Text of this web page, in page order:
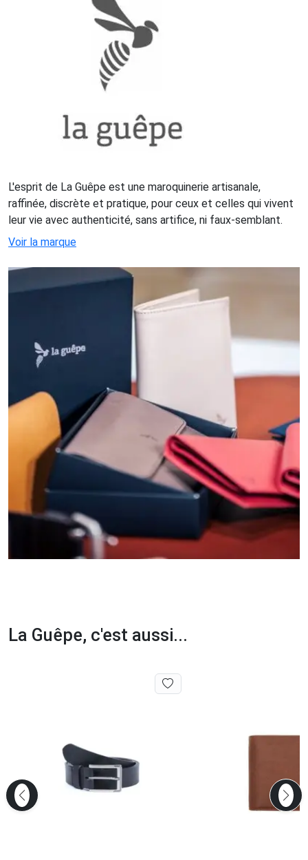
L'esprit de La Guêpe est une maroquinerie artisanale,
raffinée, discrète et pratique, pour ceux et celles qui vivent
leur vie avec authenticité, sans artifice, ni faux-semblant.
Voir la marque
La Guêpe, c'est aussi...